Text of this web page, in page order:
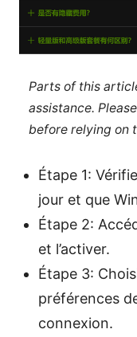
Parts of this
assistance.
before relying on
Étape 1:
jour et que
Étape 2:
et l’activer.
Étape 3:
préférences
connexion.